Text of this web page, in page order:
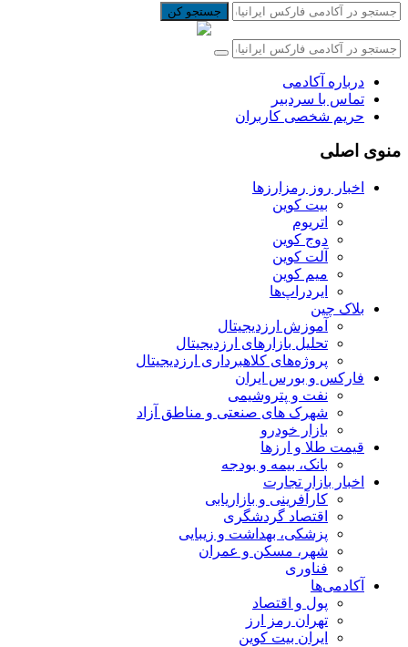
جستجو کن
درباره آکادمی
تماس با سردبیر
حریم شخصی کاربران
منوی اصلی
اخبار روز رمزارزها
بیت کوین
اتریوم
دوج کوین
آلت کوین
میم کوین‌
ایردراپ‌ها
بلاک چین
آموزش ارزدیجیتال
تحلیل بازارهای ارزدیجیتال
پروژه‌های کلاهبرداری ارزدیجیتال
فارکس و بورس ایران
نفت و پتروشیمی
شهرک های صنعتی و مناطق آزاد
بازار خودرو
قیمت طلا و ارزها
بانک، بیمه و بودجه
اخبار بازار تجارت
کارآفرینی و بازاریابی
اقتصاد گردشگری
پزشکی، بهداشت و زیبایی
شهر، مسکن و عمران
فناوری
آکادمی‌ها
پول و اقتصاد
تهران رمز ارز
ایران بیت کوین